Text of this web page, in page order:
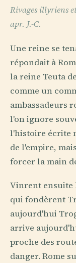
Rivages illyriens
apr. J.-C.
Une reine se
répondait à
la reine Teuta
comme un
ambassadeurs
l'on ignore
l'histoire écrite
de l'empire,
forcer la main
Vinrent ensuite
qui fondèrent
aujourd'hui
arrive
proche des
danger. Rome